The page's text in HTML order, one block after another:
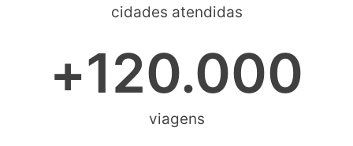
cidades atendidas
+120.000
viagens